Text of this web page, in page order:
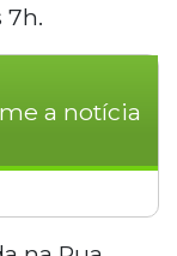
7h.
a notícia